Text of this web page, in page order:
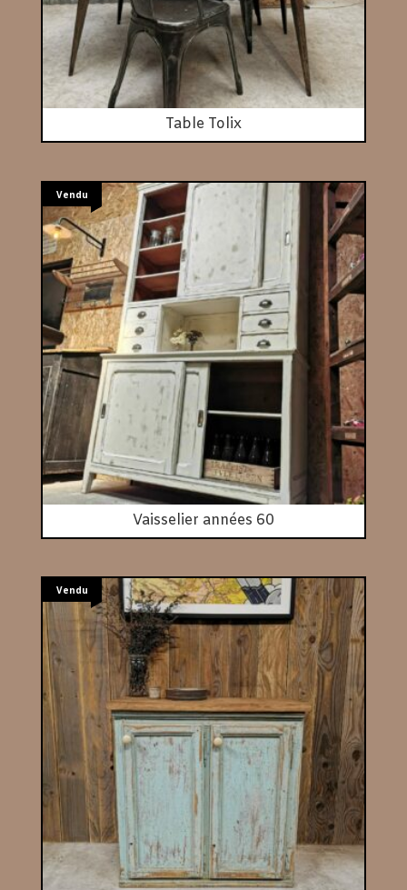
Table Tolix
Vendu
Vaisselier années 60
Vendu